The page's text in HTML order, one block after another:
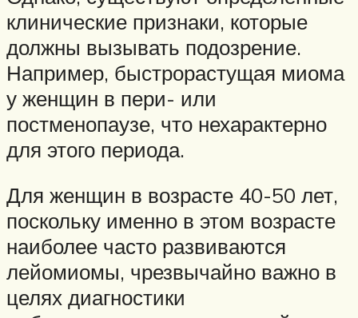
клинические признаки, которые
должны вызывать подозрение.
Например, быстрорастущая миома
у женщин в пери- или
постменопаузе, что нехарактерно
для этого периода.
Для женщин в возрасте 40-50 лет,
поскольку именно в этом возрасте
наиболее часто развиваются
лейомиомы, чрезвычайно важно в
целях диагностики